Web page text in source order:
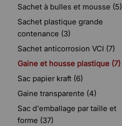
Sachet à bulles et mousse (5)
Sachet plastique grande
contenance (3)
Sachet anticorrosion VCI (7)
Gaine et housse plastique (7)
Sac papier kraft (6)
Gaine transparente (4)
Sac d'emballage par taille et
forme (37)